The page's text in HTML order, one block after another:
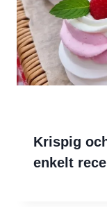
Krispig
enkelt